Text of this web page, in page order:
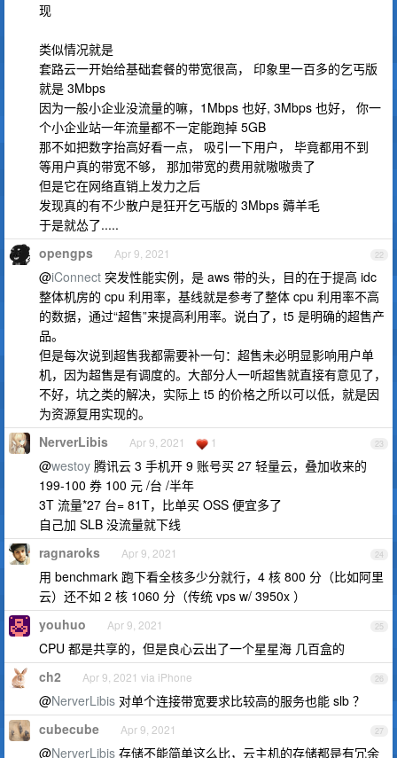
现
类似情况就是
套路云一开始给基础套餐的带宽很高， 印象里一百多的乞丐版
就是 3Mbps
因为一般小企业没流量的嘛，1Mbps 也好, 3Mbps 也好， 你一
个小企业站一年流量都不一定能跑掉 5GB
那不如把数字抬高好看一点， 吸引一下用户， 毕竟都用不到
等用户真的带宽不够， 那加带宽的费用就嗷嗷贵了
但是它在网络直销上发力之后
发现真的有不少散户是狂开乞丐版的 3Mbps 薅羊毛
于是就怂了.....
22
opengps Apr 9, 2021
@iConnect 突发性能实例，是 aws 带的头，目的在于提高 idc
整体机房的 cpu 利用率，基线就是参考了整体 cpu 利用率不高
的数据，通过“超售”来提高利用率。说白了，t5 是明确的超售产
品。
但是每次说到超售我都需要补一句：超售未必明显影响用户单
机，因为超售是有调度的。大部分人一听超售就直接有意见了，
不好，坑之类的解决，实际上 t5 的价格之所以可以低，就是因
为资源复用实现的。
23
NerverLibis Apr 9, 2021 1
@westoy 腾讯云 3 手机开 9 账号买 27 轻量云，叠加收来的
199-100 券 100 元 /台 /半年
3T 流量*27 台= 81T，比单买 OSS 便宜多了
自己加 SLB 没流量就下线
24
ragnaroks Apr 9, 2021
用 benchmark 跑下看全核多少分就行，4 核 800 分（比如阿里
云）还不如 2 核 1060 分（传统 vps w/ 3950x ）
25
youhuo Apr 9, 2021
CPU 都是共享的，但是良心云出了一个星星海 几百盒的
26
ch2 Apr 9, 2021 via iPhone
@NerverLibis 对单个连接带宽要求比较高的服务也能 slb ？
27
cubecube Apr 9, 2021
@NerverLibis 存储不能简单这么比，云主机的存储都是有冗余